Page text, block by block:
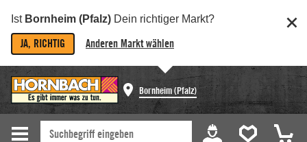
Ist Bornheim (Pfalz) Dein richtiger Markt?
JA, RICHTIG Anderen Markt wählen
Bornheim (Pfalz)